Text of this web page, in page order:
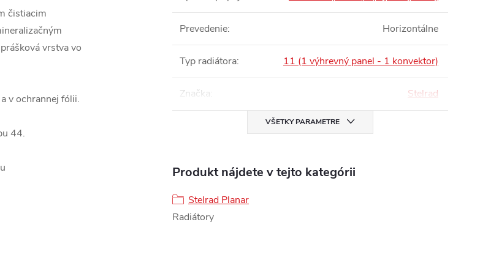
čistiacim
vrstva vo
v ochrannej fólii.
44.
Prevedenie: Horizontálne
Typ radiátora: 11 (1 výhrevný panel - 1 konvektor)
Značka: Stelrad
VŠETKY PARAMETRE
Produkt nájdete v tejto kategórii
Stelrad Planar
Radiátory